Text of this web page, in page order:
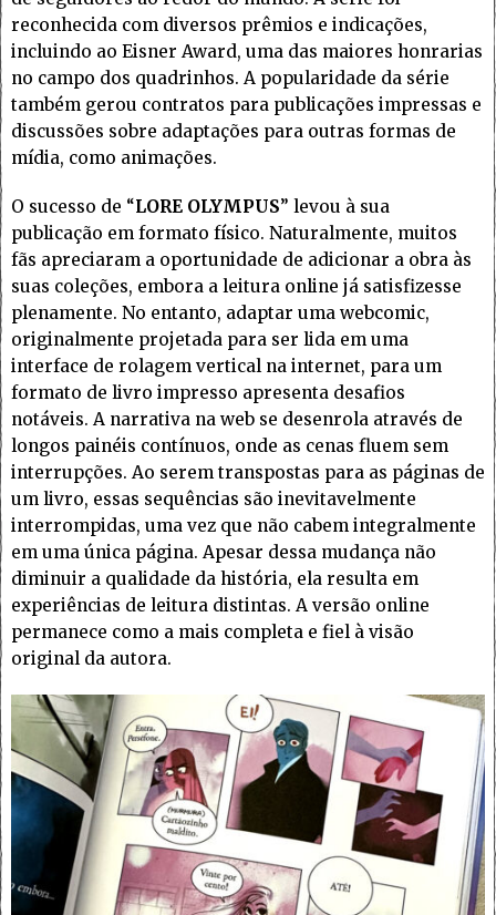
reconhecida com diversos prêmios e indicações,
incluindo ao Eisner Award, uma das maiores honrarias
no campo dos quadrinhos. A popularidade da série
também gerou contratos para publicações impressas e
discussões sobre adaptações para outras formas de
mídia, como animações.
O sucesso de “LORE OLYMPUS” levou à sua
publicação em formato físico. Naturalmente, muitos
fãs apreciaram a oportunidade de adicionar a obra às
suas coleções, embora a leitura online já satisfizesse
plenamente. No entanto, adaptar uma webcomic,
originalmente projetada para ser lida em uma
interface de rolagem vertical na internet, para um
formato de livro impresso apresenta desafios
notáveis. A narrativa na web se desenrola através de
longos painéis contínuos, onde as cenas fluem sem
interrupções. Ao serem transpostas para as páginas de
um livro, essas sequências são inevitavelmente
interrompidas, uma vez que não cabem integralmente
em uma única página. Apesar dessa mudança não
diminuir a qualidade da história, ela resulta em
experiências de leitura distintas. A versão online
permanece como a mais completa e fiel à visão
original da autora.